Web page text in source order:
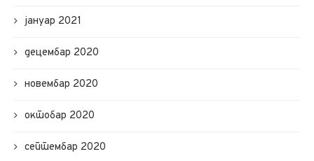
јануар 2021
децембар 2020
новембар 2020
октобар 2020
септембар 2020